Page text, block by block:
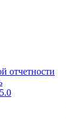
отчетности